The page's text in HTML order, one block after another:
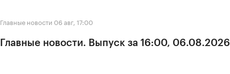
Главные новости 06 авг, 17:00
Главные новости. Выпуск за 16:00, 06.08.2026